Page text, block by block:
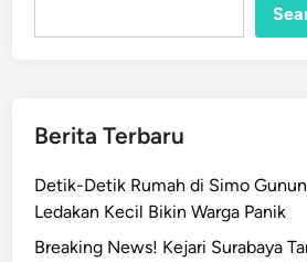
Berita Terbaru
Detik-Detik Rumah di Simo
Ledakan Kecil Bikin Warga Panik
Breaking News! Kejari Surabaya